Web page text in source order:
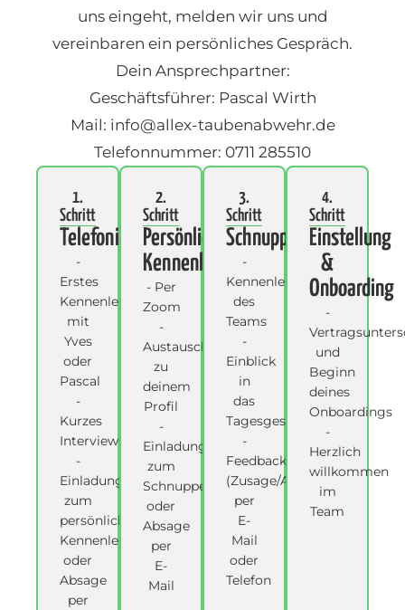
uns eingeht, melden wir uns und
vereinbaren ein persönliches Gespräch.
Dein Ansprechpartner:
Geschäftsführer: Pascal Wirth
Mail: info@allex-taubenabwehr.de
Telefonnummer: 0711 285510
1.
Schritt
Telefoninterview
-
Erstes
Kennenlernen
mit
Yves
oder
Pascal
-
Kurzes
Interview
-
Einladung
zum
persönlichen
Kennenlernen
oder
Absage
per
2.
Schritt
Persönliches
Kennenlernen
- Per
Zoom
-
Austausch
zu
deinem
Profil
-
Einladung
zum
Schnuppertag
oder
Absage
per
E-
Mail
3.
Schritt
Schnuppertag
-
Kennenlernen
des
Teams
-
Einblick
in
das
Tagesgeschäft
-
Feedback
(Zusage/Absage)
per
E-
Mail
oder
Telefon
4.
Schritt
Einstellung
&
Onboarding
-
und
Beginn
deines
Onboardings
-
Herzlich
willkommen
im
Team